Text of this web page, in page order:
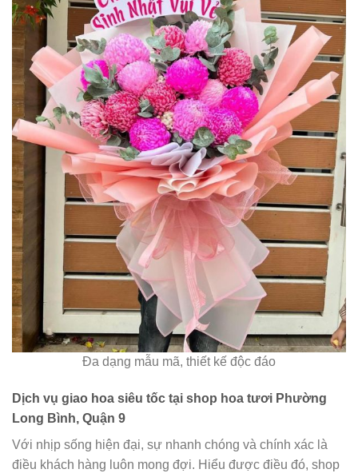
Đa dạng mẫu mã, thiết kế độc đáo
Dịch vụ giao hoa siêu tốc tại shop hoa tươi Phường
Long Bình, Quận 9
Với nhịp sống hiện đại, sự nhanh chóng và chính xác là
điều khách hàng luôn mong đợi. Hiểu được điều đó, shop